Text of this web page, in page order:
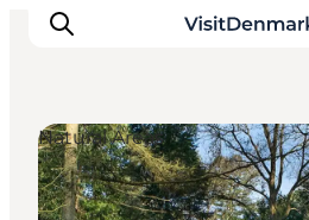
Inspirations
Natural Areas